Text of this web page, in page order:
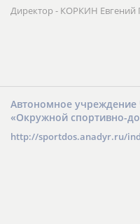
Директор - КОРКИН Евгений
Автономное учреждение
«Окружной спортивно-
http://sportdos.anadyr.ru/